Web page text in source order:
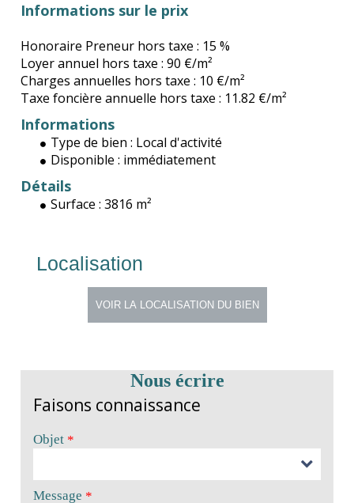
Informations sur le prix
Honoraire Preneur hors taxe : 15 %
Loyer annuel hors taxe : 90 €/m²
Charges annuelles hors taxe : 10 €/m²
Taxe foncière annuelle hors taxe : 11.82 €/m²
Informations
Type de bien : Local d'activité
Disponible : immédiatement
Détails
Surface : 3816 m²
Localisation
Nous écrire
Faisons connaissance
Objet *
Message *